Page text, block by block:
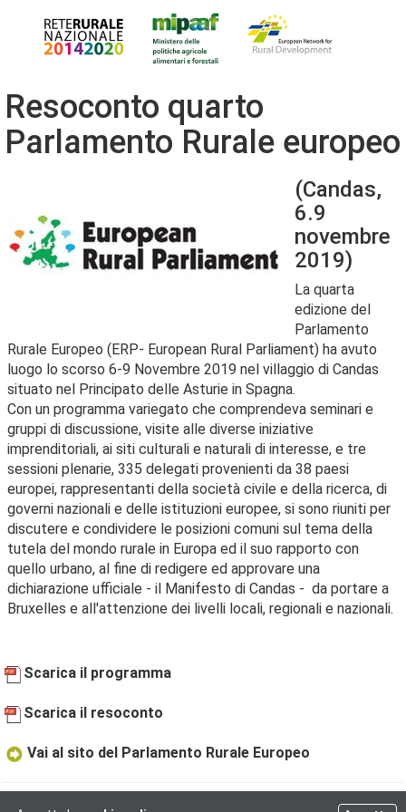
Resoconto quarto
Parlamento Rurale europeo
(Candas,
6.9
novembre
2019)
La quarta
edizione del
Parlamento
Rurale Europeo (ERP- European Rural Parliament) ha avuto
luogo lo scorso 6-9 Novembre 2019 nel villaggio di Candas
situato nel Principato delle Asturie in Spagna.
Con un programma variegato che comprendeva seminari e
gruppi di discussione, visite alle diverse iniziative
imprenditoriali, ai siti culturali e naturali di interesse, e tre
sessioni plenarie, 335 delegati provenienti da 38 paesi
europei, rappresentanti della società civile e della ricerca, di
governi nazionali e delle istituzioni europee, si sono riuniti per
discutere e condividere le posizioni comuni sul tema della
tutela del mondo rurale in Europa ed il suo rapporto con
quello urbano, al fine di redigere ed approvare una
dichiarazione ufficiale - il Manifesto di Candas - da portare a
Bruxelles e all'attenzione dei livelli locali, regionali e nazionali.
Scarica il programma
Scarica il resoconto
Vai al sito del Parlamento Rurale Europeo
Ultima Modifica: 13/07/20 - 18:43